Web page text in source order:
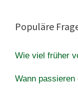
Populäre
Wie viel früher
Wann